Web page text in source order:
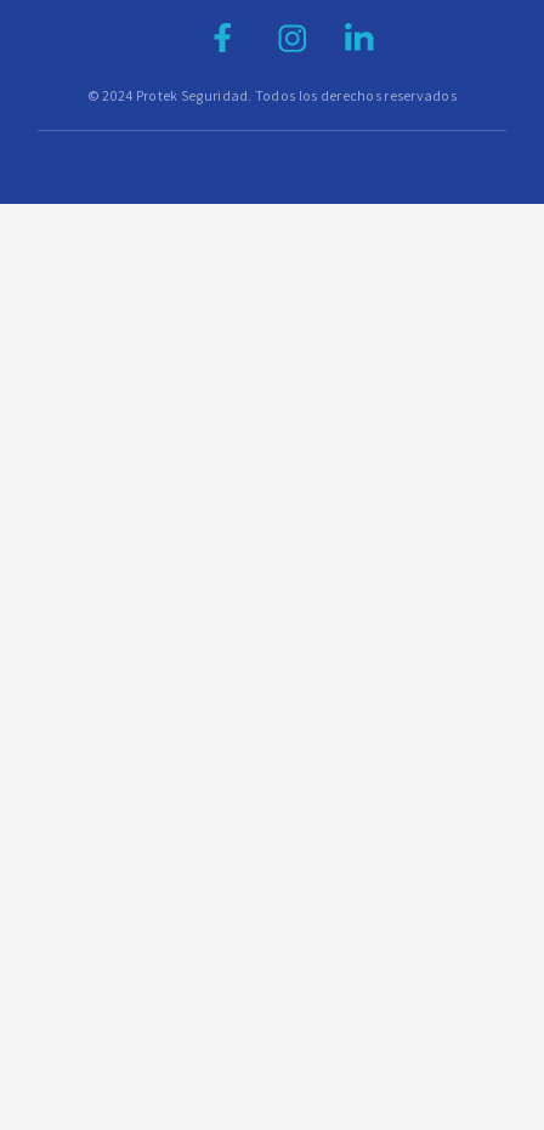
© 2024 Protek Seguridad. Todos los derechos reservados